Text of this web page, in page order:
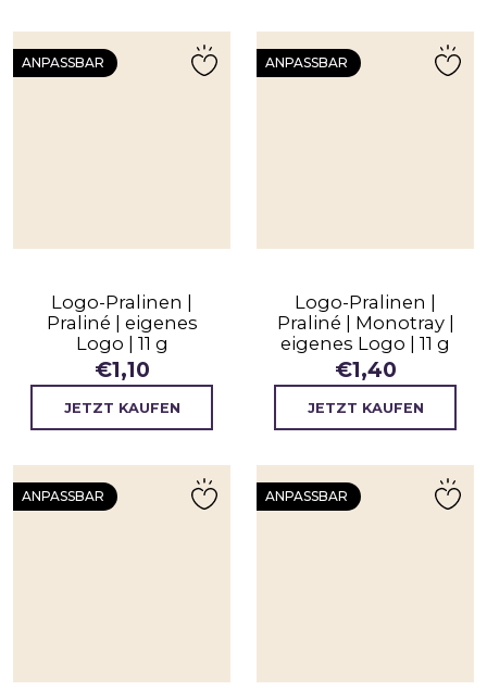
ANPASSBAR
Logo-Pralinen |
Praliné | eigenes
Logo | 11 g
€1,10
JETZT KAUFEN
ANPASSBAR
Logo-Pralinen |
Praliné | Monotray |
eigenes Logo | 11 g
€1,40
JETZT KAUFEN
ANPASSBAR ANPASSBAR